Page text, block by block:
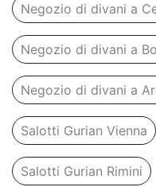
Negozio di divani a
Negozio di divani a
Negozio di divani a
Salotti Gurian Vienna
Salotti Gurian Rimini